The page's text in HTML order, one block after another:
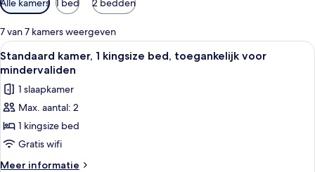
filters
voor
kamers
Alle kamers 1 bed 2 bedden
7 van 7 kamers weergeven
Alle
foto's
voor
Standaard
kamer,
1
kingsize
bed,
Een moderne hotelkamer met een
16
Standaard kamer, 1 kingsize bed, toegankelijk voor
mindervaliden
1 slaapkamer
Max. aantal: 2
1 kingsize bed
Gratis wifi
Meer informatie
Meer